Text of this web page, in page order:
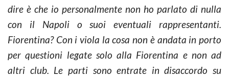
dire è che io personalmente non ho parlato di nulla
con il Napoli o suoi eventuali rappresentanti.
Fiorentina? Con i viola la cosa non è andata in porto
per questioni legate solo alla Fiorentina e non ad
altri club. Le parti sono entrate in disaccordo su